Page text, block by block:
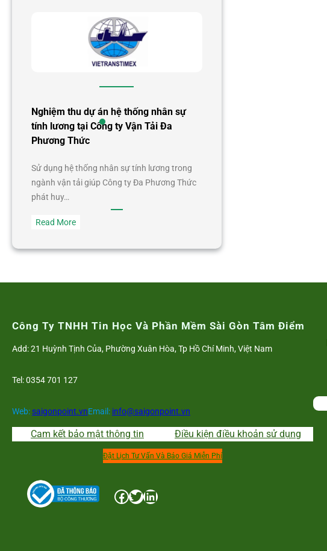
Nghiệm thu dự án hệ thống nhân sự
tính lương tại Công ty Vận Tải Đa
Phương Thức
Sử dụng hệ thống nhân sự tính lương trong
ngành vận tải giúp Công ty Đa Phương Thức
phát huy…
Read More:
thu
nhân
tính
tại
ty
Tải
Công Ty TNHH Tin Học Và Phần Mềm Sài Gòn Tâm Điểm
Add: 21 Huỳnh Tịnh Của, Phường Xuân Hòa, Tp Hồ Chí Minh, Việt Nam
Tel: 0354 701 127
Web:saigonpoint.vnEmail: info@saigonpoint.vn
Cam kết bảo mật thông tin Điều kiện điều khoản sử dụng
Đặt Lịch Tư Vấn Và Báo Giá Miễn Phí
Facebook Twitter LinkedIn